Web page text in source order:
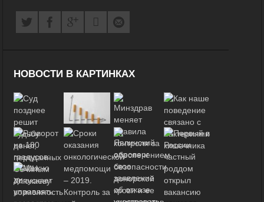
НОВОСТИ В КАРТИНКАХ